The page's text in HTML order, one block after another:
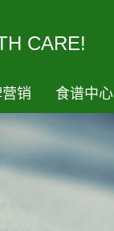
销 食谱中心